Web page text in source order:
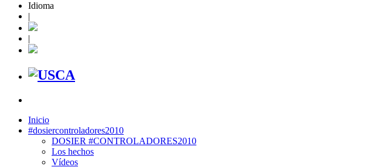
Idioma
|
|
Inicio
#dosiercontroladores2010
DOSIER #CONTROLADORES2010
Los hechos
Vídeos